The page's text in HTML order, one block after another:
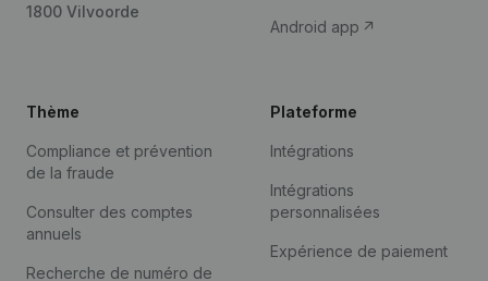
1800 Vilvoorde
Android app
Thème
Compliance et prévention
de la fraude
Consulter des comptes
annuels
Recherche de numéro de
Plateforme
Intégrations
Intégrations
personnalisées
Expérience de paiement